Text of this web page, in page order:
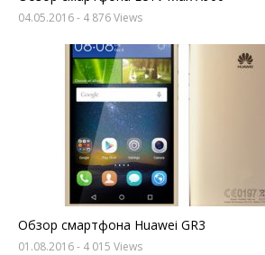
04.05.2016- 4 876 Views
Обзор смартфона Huawei GR3
01.08.2016- 4 015 Views